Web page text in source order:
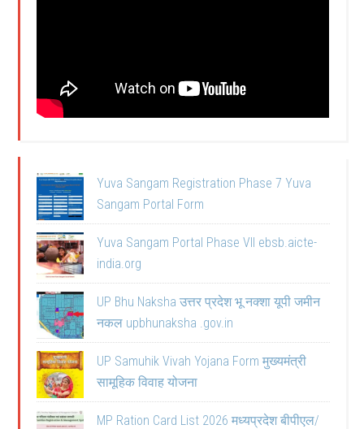
Yuva Sangam Registration Phase 7 Yuva
Sangam Portal Form
Yuva Sangam Portal Phase VII ebsb.aicte-
india.org
UP Bhu Naksha उत्तर प्रदेश भू नक्शा यूपी जमीन
नकल upbhunaksha .gov.in
UP Samuhik Vivah Yojana Form मुख्यमंत्री
सामूहिक विवाह योजना
MP Ration Card List 2026 मध्यप्रदेश बीपीएल/